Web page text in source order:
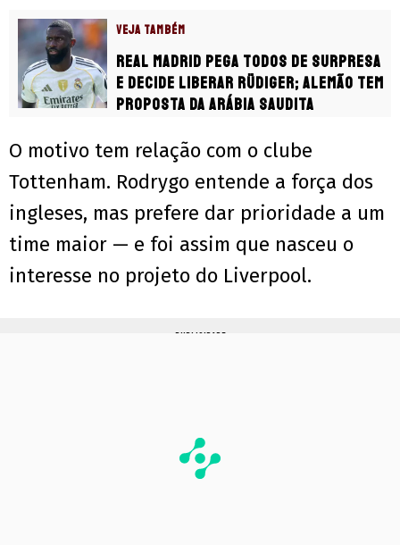
VEJA TAMBÉM
Real Madrid pega todos de surpresa
e decide liberar Rüdiger; Alemão tem
proposta da Arábia Saudita
O motivo tem relação com o clube
Tottenham. Rodrygo entende a força dos
ingleses, mas prefere dar prioridade a um
time maior — e foi assim que nasceu o
interesse no projeto do Liverpool.
PUBLICIDADE